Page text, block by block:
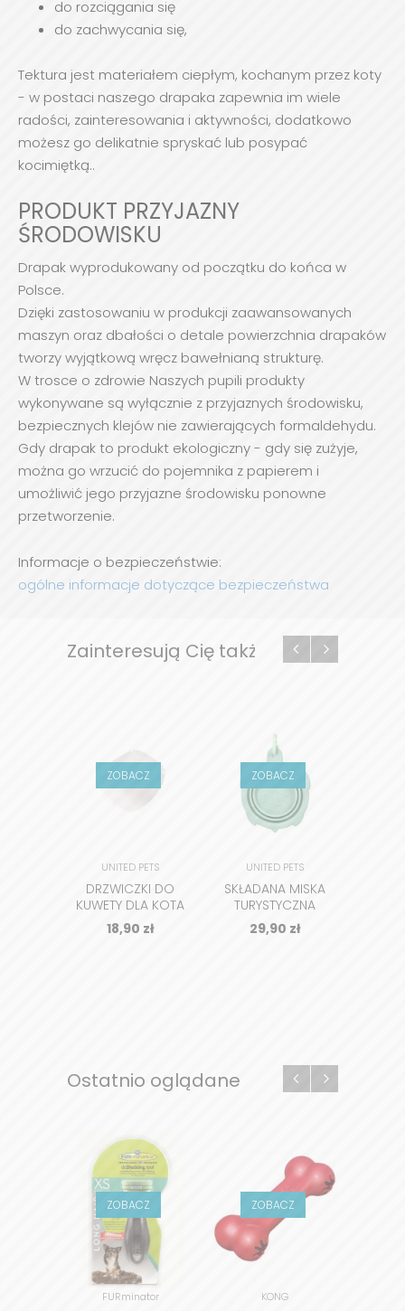
do rozciągania się
do zachwycania się,
Tektura jest materiałem ciepłym, kochanym przez koty
- w postaci naszego drapaka zapewnia im wiele
radości, zainteresowania i aktywności, dodatkowo
możesz go delikatnie spryskać lub posypać
kocimiętką..
PRODUKT PRZYJAZNY
ŚRODOWISKU
Drapak wyprodukowany od początku do końca w
Polsce.
Dzięki zastosowaniu w produkcji zaawansowanych
maszyn oraz dbałości o detale powierzchnia drapaków
tworzy wyjątkową wręcz bawełnianą strukturę.
W trosce o zdrowie Naszych pupili produkty
wykonywane są wyłącznie z przyjaznych środowisku,
bezpiecznych klejów nie zawierających formaldehydu.
Gdy drapak to produkt ekologiczny - gdy się zużyje,
można go wrzucić do pojemnika z papierem i
umożliwić jego przyjazne środowisku ponowne
przetworzenie.
Informacje o bezpieczeństwie:
ogólne informacje dotyczące bezpieczeństwa
Zainteresują Cię także
ZOBACZ
UNITED PETS
DRZWICZKI DO
KUWETY DLA KOTA
MINU
18,90 zł
ZOBACZ
UNITED PETS
SKŁADANA MISKA
TURYSTYCZNA
UNITED PETS - 3
ROZMIARY
29,90 zł
Ostatnio oglądane
ZOBACZ
FURminator
ZOBACZ
KONG